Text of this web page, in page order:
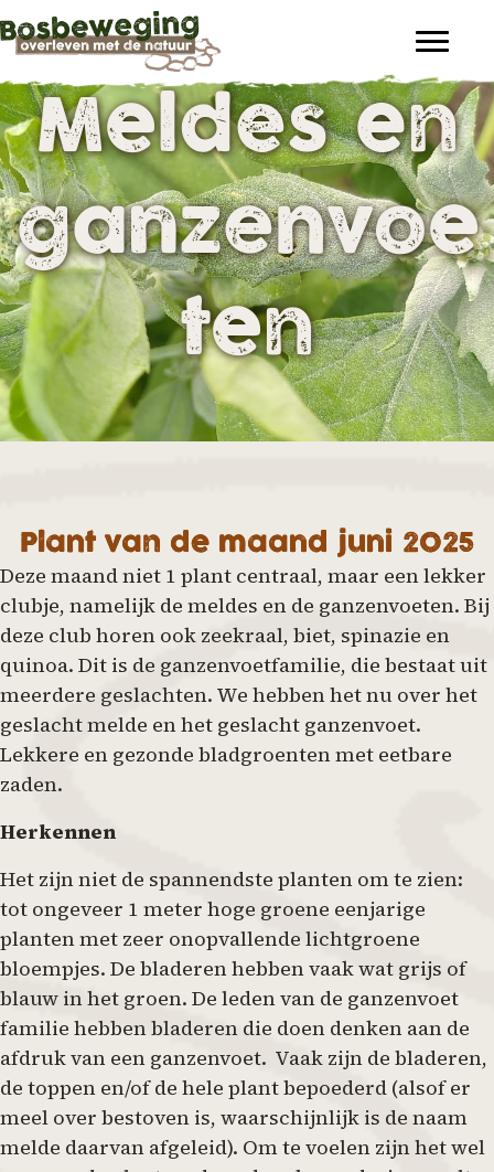
Meldes en
ganzenvoe
ten
Plant van de maand juni 2025
Deze maand niet 1 plant centraal, maar een lekker
clubje, namelijk de meldes en de ganzenvoeten. Bij
deze club horen ook zeekraal, biet, spinazie en
quinoa. Dit is de ganzenvoetfamilie, die bestaat uit
meerdere geslachten. We hebben het nu over het
geslacht melde en het geslacht ganzenvoet.
Lekkere en gezonde bladgroenten met eetbare
zaden.
Herkennen
Het zijn niet de spannendste planten om te zien:
tot ongeveer 1 meter hoge groene eenjarige
planten met zeer onopvallende lichtgroene
bloempjes. De bladeren hebben vaak wat grijs of
blauw in het groen. De leden van de ganzenvoet
familie hebben bladeren die doen denken aan de
afdruk van een ganzenvoet. Vaak zijn de bladeren,
de toppen en/of de hele plant bepoederd (alsof er
meel over bestoven is, waarschijnlijk is de naam
melde daarvan afgeleid). Om te voelen zijn het wel